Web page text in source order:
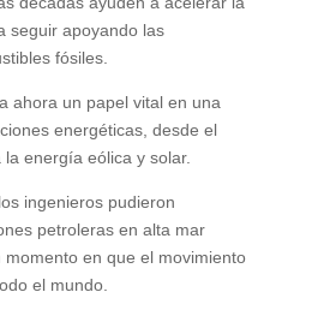
seguir apoyando las
fósiles.
ahora un papel vital en una
energéticas, desde el
energía eólica y solar.
ingenieros pudieron
petroleras en alta mar
en que el movimiento
el mundo.